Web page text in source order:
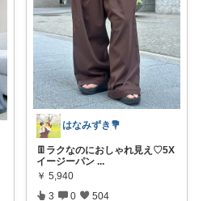
はなみずき💐
👖ラクなのにおしゃれ見え♡5X
イージーパン ...
￥ 5,940
3 0 504